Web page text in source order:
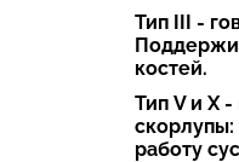
Тип III -
костей.
Тип V и X
работу